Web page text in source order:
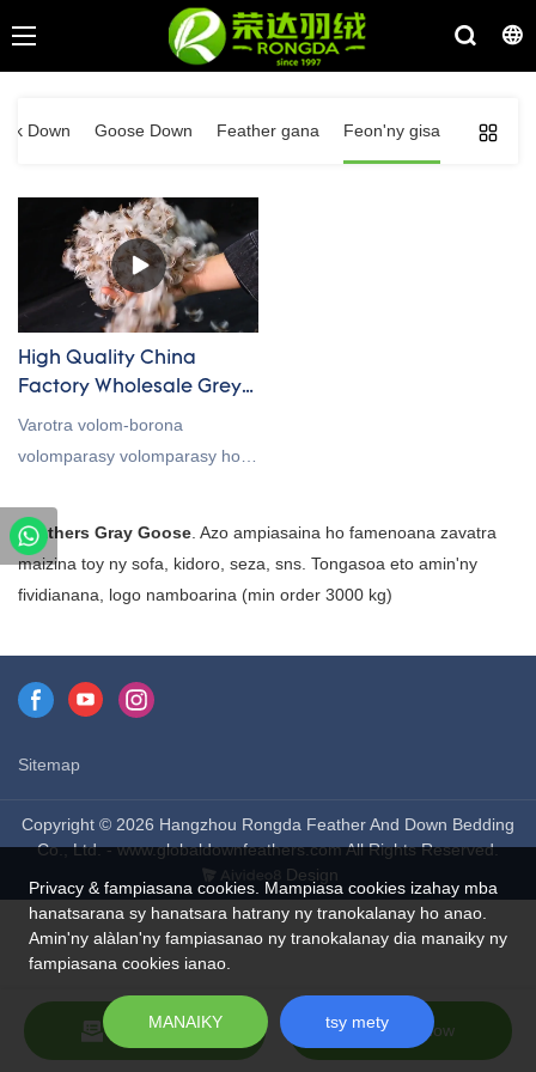
Down Goose Down Feather gana Feon'ny gisa
Feathers Gray Goose. Azo ampiasaina ho famenoana zavatra
maizina toy ny sofa, kidoro, seza, sns. Tongasoa eto amin'ny
fividianana, logo namboarina (min order 3000 kg)
High Quality China
Factory Wholesale Grey
Goose Feather Factory
Varotra volom-borona
volomparasy volomparasy ho
fandriana, tongasoa eto
amin'ny fanadihadiana!
Sitemap
Copyright © 2026 Hangzhou Rongda Feather And Down Bedding
Co., Ltd. - www.globaldownfeathers.com All Rights Reserved.
Design
Send Inquiry Chat Now
Privacy & fampiasana cookies. Mampiasa cookies izahay mba
hanatsarana sy hanatsara hatrany ny tranokalanay ho anao.
Amin'ny alàlan'ny fampiasanao ny tranokalanay dia manaiky ny
fampiasana cookies ianao.
MANAIKY tsy mety